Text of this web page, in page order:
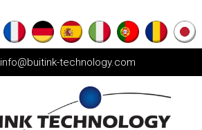
info@buitink-technology.com